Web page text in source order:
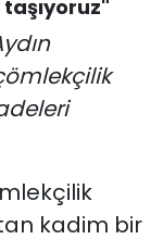
kadim bir